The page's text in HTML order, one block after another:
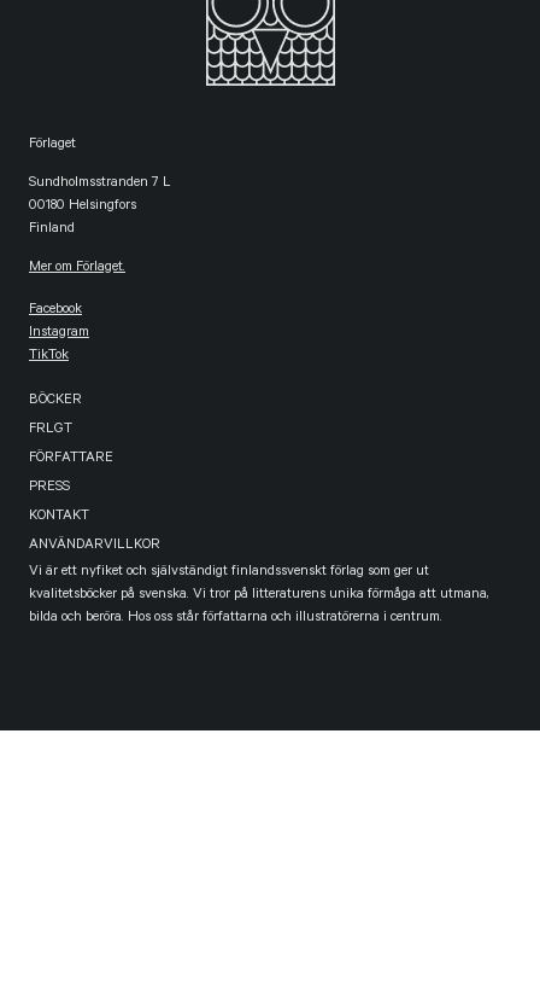
Förlaget
Sundholmsstranden 7 L
00180 Helsingfors
Finland
Mer om Förlaget.
Facebook
Instagram
TikTok
BÖCKER
FRLGT
FÖRFATTARE
PRESS
KONTAKT
ANVÄNDARVILLKOR
Vi är ett nyfiket och självständigt finlandssvenskt förlag som ger ut
kvalitetsböcker på svenska. Vi tror på litteraturens unika förmåga att utmana,
bilda och beröra. Hos oss står författarna och illustratörerna i centrum.